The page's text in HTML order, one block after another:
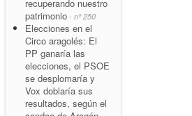
recuperando nuestro
patrimonio - nº 250
Elecciones en el
Circo aragolés: El
PP ganaría las
elecciones, el PSOE
se desplomaría y
Vox doblaría sus
resultados, según el